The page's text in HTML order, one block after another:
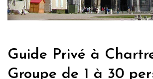
Guide Privé à
Groupe de 1 à 30